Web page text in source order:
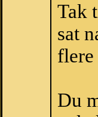
Tak
sat
flere
Du